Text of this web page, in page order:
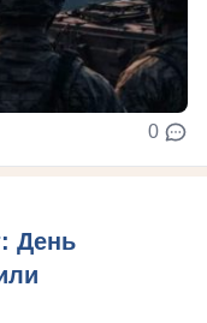
0
День